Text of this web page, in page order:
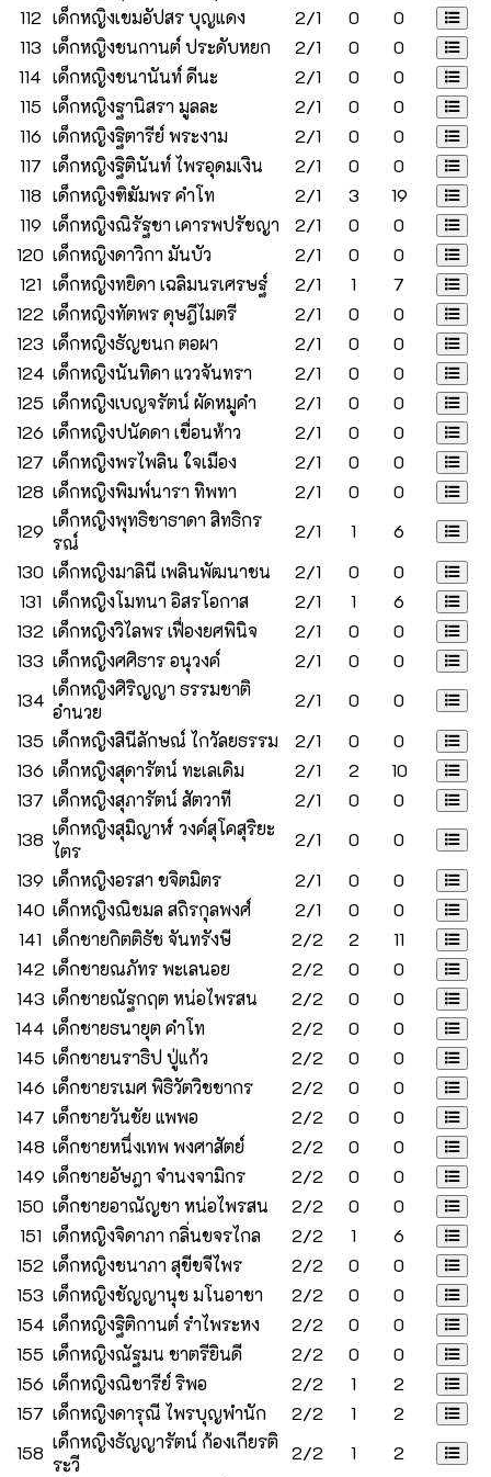
112 เด็กหญิงเขมอัปสร บุญแดง 2/1 0
0
113 เด็กหญิงชนกานต์ ประดับหยก 2/1 0
0
114 เด็กหญิงชนานันท์ ดีนะ 2/1 0
0
115 เด็กหญิงฐานิสรา มูลละ 2/1 0
0
116 เด็กหญิงฐิตารีย์ พระงาม 2/1 0
0
117 เด็กหญิงฐิตินันท์ ไพรอุดมเงิน 2/1 0
0
118 เด็กหญิงฑิฆัมพร คำโท 2/1 3
19
119 เด็กหญิงณิรัฐชา เคารพปรัชญา 2/1 0
0
120 เด็กหญิงดาวิกา มันบัว 2/1 0
0
121 เด็กหญิงทยิดา เฉลิมนรเศรษฐ์ 2/1 1
7
122 เด็กหญิงทัตพร ดุษฎีไมตรี 2/1 0
0
123 เด็กหญิงธัญชนก ตอผา 2/1 0
0
124 เด็กหญิงนันทิดา แววจันทรา 2/1 0
0
125 เด็กหญิงเบญจรัตน์ ผัดหมูคำ 2/1 0
0
126 เด็กหญิงปนัดดา เขื่อนห้าว 2/1 0
0
127 เด็กหญิงพรไพลิน ใจเมือง 2/1 0
0
128 เด็กหญิงพิมพ์นารา ทิพทา 2/1 0
0
129 เด็กหญิงพุทธิชาธาดา สิทธิกร
รณ์
2/1 1
6
130 เด็กหญิงมาลินี เพลินพัฒนาชน 2/1 0
0
131 เด็กหญิงโมทนา อิสรโอกาส 2/1 1
6
132 เด็กหญิงวิไลพร เฟื่องยศพินิจ 2/1 0
0
133 เด็กหญิงศศิธาร อนุวงค์ 2/1 0
0
134 เด็กหญิงศิริญญา ธรรมชาติ
อำนวย
2/1 0
0
135 เด็กหญิงสินีลักษณ์ ไกวัลยธรรม 2/1 0
0
136 เด็กหญิงสุดารัตน์ ทะเลเดิม 2/1 2
10
137 เด็กหญิงสุภารัตน์ สัตวาที 2/1 0
0
138 เด็กหญิงสุมิญาฬ์ วงค์สุโคสุริยะ
ไตร
2/1 0
0
139 เด็กหญิงอรสา ขจิตมิตร 2/1 0
0
140 เด็กหญิงณิชมล สถิรกุลพงศ์ 2/1 0
0
141 เด็กชายกิตติธัช จันทรังษี 2/2 2
11
142 เด็กชายณภัทร พะเลนอย 2/2 0
0
143 เด็กชายณัฐกฤต หน่อไพรสน 2/2 0
0
144 เด็กชายธนายุต คำโท 2/2 0
0
145 เด็กชายนราธิป ปู่แก้ว 2/2 0
0
146 เด็กชายรเมศ พิธิวัตวิชชากร 2/2 0
0
147 เด็กชายวันชัย แพพอ 2/2 0
0
148 เด็กชายหนึ่งเทพ พงศาสัตย์ 2/2 0
0
149 เด็กชายอัษฎา จำนงจามิกร 2/2 0
0
150 เด็กชายอาณัญชา หน่อไพรสน 2/2 0
0
151 เด็กหญิงจิดาภา กลิ่นขจรไกล 2/2 1
6
152 เด็กหญิงชนาภา สุขีขจีไพร 2/2 0
0
153 เด็กหญิงชัญญานุช มโนอาชา 2/2 0
0
154 เด็กหญิงฐิติกานต์ รำไพระหง 2/2 0
0
155 เด็กหญิงณัฐมน ชาตรียินดี 2/2 0
0
156 เด็กหญิงณิชารีย์ ริพอ 2/2 1
2
157 เด็กหญิงดารุณี ไพรบุญพำนัก 2/2 1
2
158 เด็กหญิงธัญญารัตน์ ก้องเกียรติ
ระวี
2/2 1 2